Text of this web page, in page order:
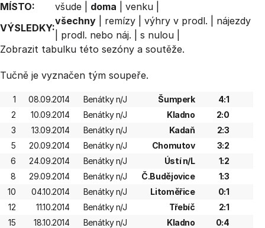
MÍSTO:
všude doma venku
VÝSLEDKY:
všechny remízy výhry v prodl.
nájezdy
prodl. nebo náj. s nulou
Zobrazit tabulku této sezóny a soutěže.
Tučně je vyznačen tým soupeře.
1 08.09.2014 Benátky n/J Šumperk
4:1
2
10.09.2014 Benátky n/J Kladno
2:0
3
13.09.2014 Benátky n/J Kadaň
2:3
5
20.09.2014 Benátky n/J Chomutov
3:2
6
24.09.2014 Benátky n/J Ústí n/L
1:2
8
29.09.2014 Benátky n/J Č.Budějovice
1:3
10
04.10.2014 Benátky n/J Litoměřice
0:1
12
11.10.2014 Benátky n/J Třebíč
2:1
15
18.10.2014 Benátky n/J Kladno
0:4